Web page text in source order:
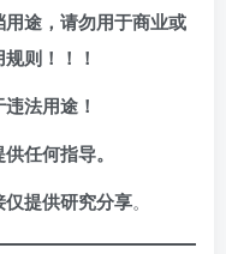
途，请勿用于商业或
则！！！
法用途！
任何指导。
提供研究分享。